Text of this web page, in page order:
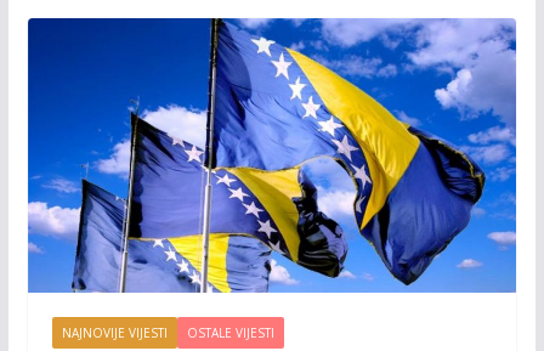
NAJNOVIJE VIJESTI OSTALE VIJESTI